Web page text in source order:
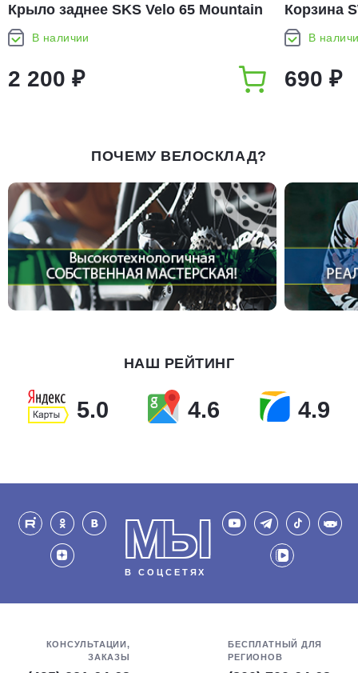
Крыло заднее SKS Velo 65 Mountain
(11362)
В наличии
2 200 ₽
Корзина
В
690 ₽
ПОЧЕМУ ВЕЛОСКЛАД?
НАШ РЕЙТИНГ
5.0 4.6 4.9
МЫ
В СОЦСЕТЯХ
КОНСУЛЬТАЦИИ,
ЗАКАЗЫ
БЕСПЛАТНЫЙ ДЛЯ
РЕГИОНОВ